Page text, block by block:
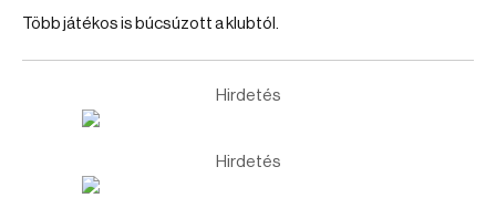
Több játékos is búcsúzott a klubtól.
Hirdetés
Hirdetés